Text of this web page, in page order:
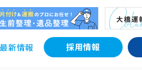
最新情報 採用情報